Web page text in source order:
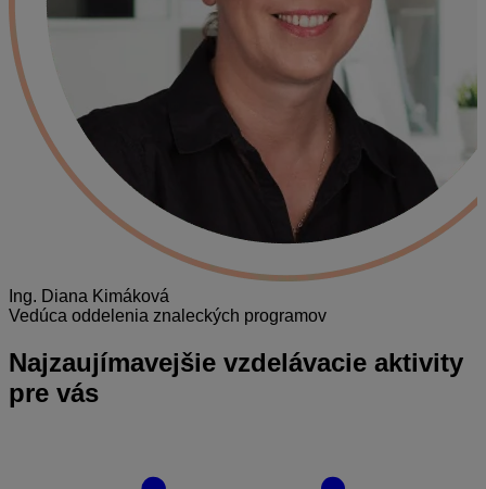
Ing. Diana Kimáková
Vedúca oddelenia znaleckých programov
Najzaujímavejšie vzdelávacie aktivity
pre vás